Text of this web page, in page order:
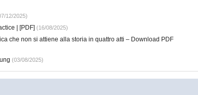
12/2025)
| [PDF] (16/08/2025)
che non si attiene alla storia in quattro atti – Download PDF
(03/08/2025)